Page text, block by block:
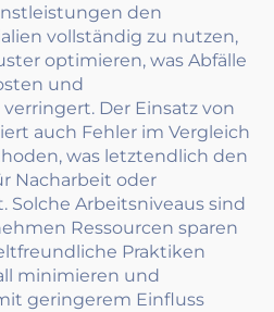
den
vollständig zu nutzen,
optimieren, was Abfälle
und
Der Einsatz von
auch Fehler im Vergleich
was letztendlich den
Nacharbeit oder
Solche Arbeitsniveaus sind
Ressourcen sparen
Praktiken
minimieren und
geringerem Einfluss